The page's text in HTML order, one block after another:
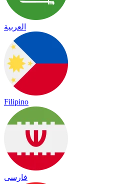
العربية
Filipino
فارسی